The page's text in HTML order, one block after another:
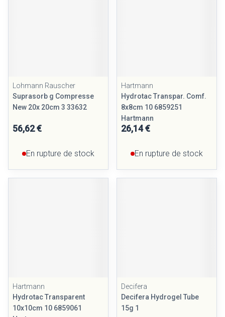
Lohmann Rauscher
Suprasorb g Compresse
New 20x 20cm 3 33632
56,62 €
En rupture de stock
Hartmann
Hydrotac Transpar. Comf.
8x8cm 10 6859251
Hartmann
26,14 €
En rupture de stock
Hartmann
Hydrotac Transparent
10x10cm 10 6859061
Decifera
Decifera Hydrogel Tube
15g 1